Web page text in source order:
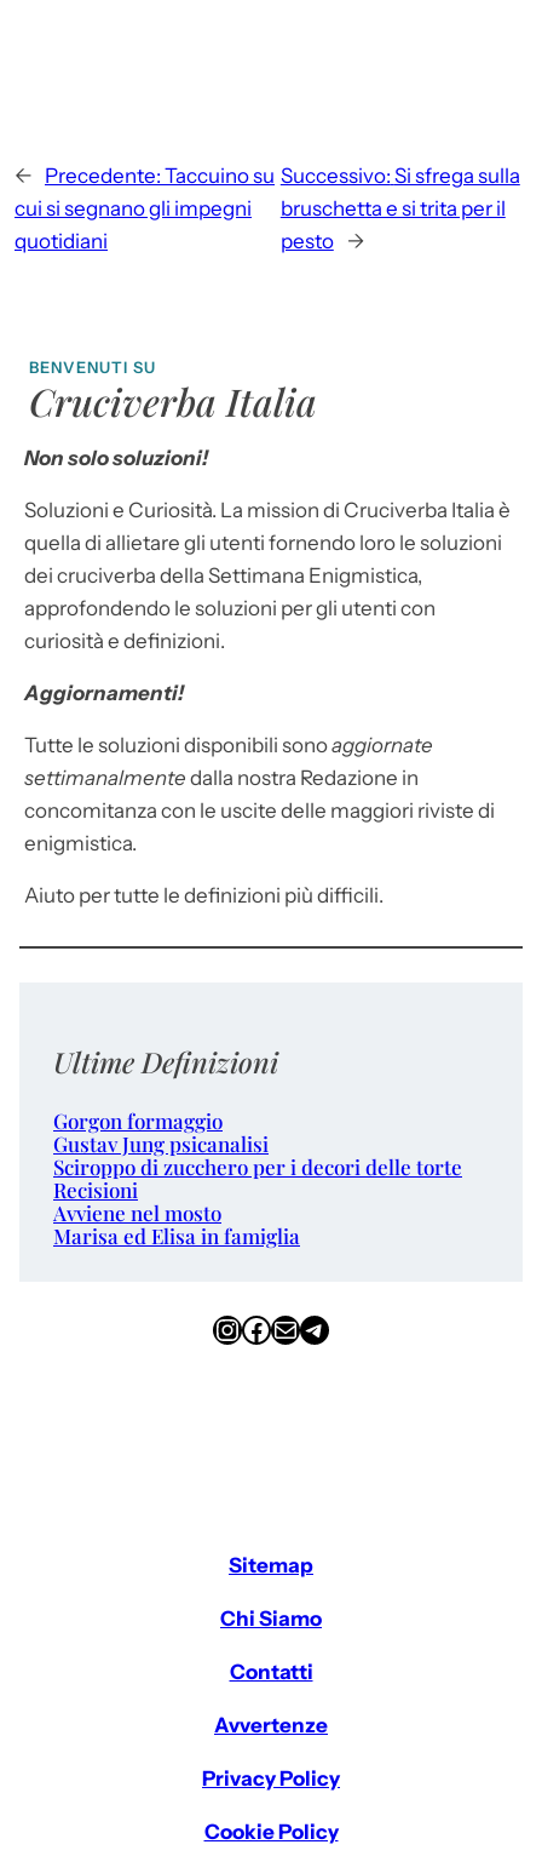
← Precedente: Taccuino su
cui si segnano gli impegni
quotidiani
Successivo: Si sfrega sulla
bruschetta e si trita per il
pesto
→
BENVENUTI SU
Cruciverba Italia
Non solo soluzioni!
Soluzioni e Curiosità. La mission di Cruciverba Italia è
quella di allietare gli utenti fornendo loro le soluzioni
dei cruciverba della Settimana Enigmistica,
approfondendo le soluzioni per gli utenti con
curiosità e definizioni.
Aggiornamenti!
Tutte le soluzioni disponibili sonoaggiornate
settimanalmente dalla nostra Redazione in
concomitanza con le uscite delle maggiori riviste di
enigmistica.
Aiuto per tutte le definizioni più difficili.
Ultime Definizioni
Gorgon formaggio
Gustav Jung psicanalisi
Sciroppo di zucchero per i decori delle torte
Recisioni
Avviene nel mosto
Marisa ed Elisa in famiglia
InstagramFacebook Email Telegram
Sitemap
Chi Siamo
Contatti
Avvertenze
Privacy Policy
Cookie Policy